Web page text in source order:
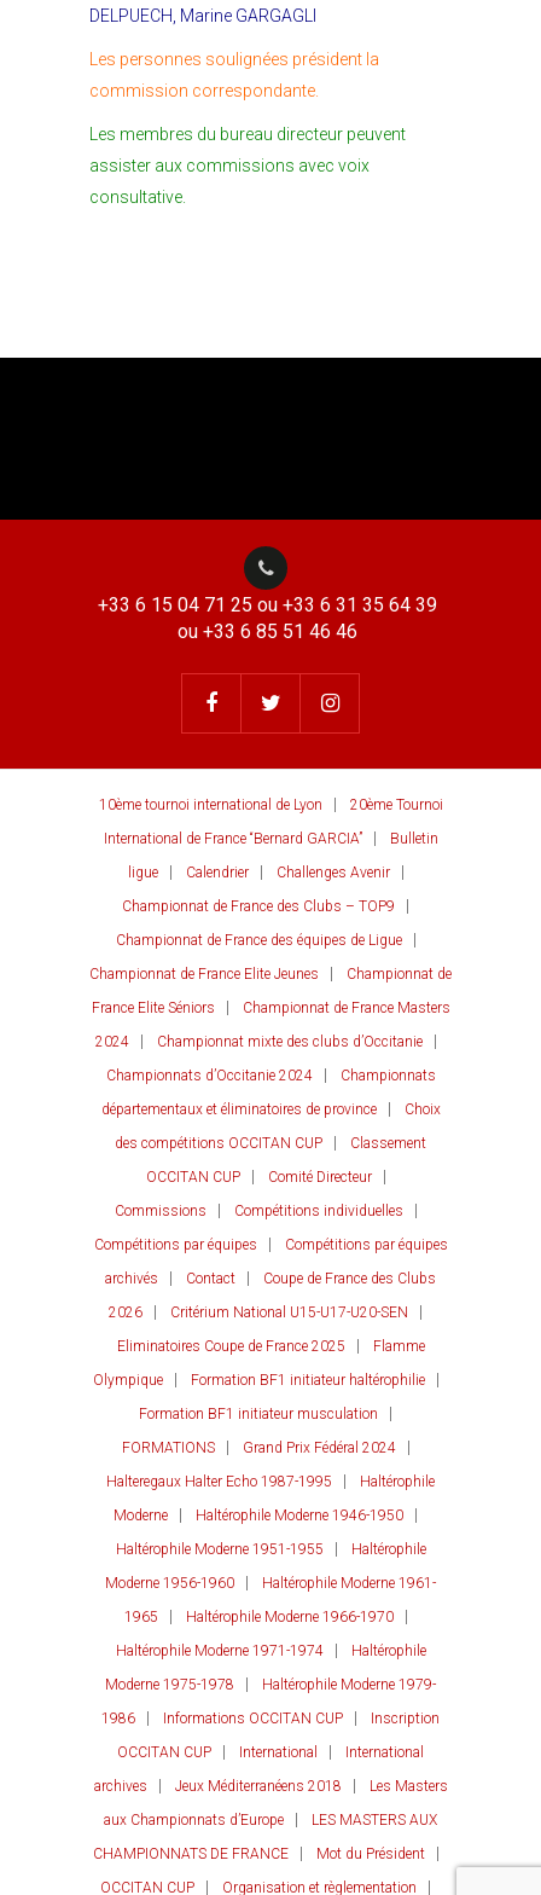
DELPUECH, Marine GARGAGLI
Les personnes soulignées président la
commission correspondante.
Les membres du bureau directeur peuvent
assister aux commissions avec voix
consultative.
+33 6 15 04 71 25 ou +33 6 31 35 64 39
ou +33 6 85 51 46 46
10ème tournoi international de Lyon
20ème Tournoi
International de France “Bernard GARCIA”
Bulletin
ligue
Calendrier
Challenges Avenir
Championnat de France des Clubs – TOP9
Championnat de France des équipes de Ligue
Championnat de France Elite Jeunes
Championnat de
France Elite Séniors
Championnat de France Masters
2024
Championnat mixte des clubs d’Occitanie
Championnats d’Occitanie 2024
Championnats
départementaux et éliminatoires de province
Choix
des compétitions OCCITAN CUP
Classement
OCCITAN CUP
Comité Directeur
Commissions
Compétitions individuelles
Compétitions par équipes
Compétitions par équipes
archivés
Contact
Coupe de France des Clubs
2026
Critérium National U15-U17-U20-SEN
Eliminatoires Coupe de France 2025
Flamme
Olympique
Formation BF1 initiateur haltérophilie
Formation BF1 initiateur musculation
FORMATIONS
Grand Prix Fédéral 2024
Halteregaux Halter Echo 1987-1995
Haltérophile
Moderne
Haltérophile Moderne 1946-1950
Haltérophile Moderne 1951-1955
Haltérophile
Moderne 1956-1960
Haltérophile Moderne 1961-
1965
Haltérophile Moderne 1966-1970
Haltérophile Moderne 1971-1974
Haltérophile
Moderne 1975-1978
Haltérophile Moderne 1979-
1986
Informations OCCITAN CUP
Inscription
OCCITAN CUP
International
International
archives
Jeux Méditerranéens 2018
Les Masters
aux Championnats d’Europe
LES MASTERS AUX
CHAMPIONNATS DE FRANCE
Mot du Président
OCCITAN CUP
Organisation et règlementation